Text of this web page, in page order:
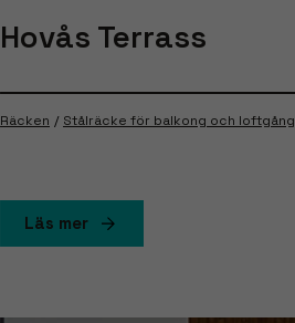
Hovås Terrass
Räcken Stålräcke för balkong och loftgång
Läs mer